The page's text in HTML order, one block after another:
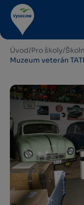
Úvod/Pro školy/
Muzeum veterán